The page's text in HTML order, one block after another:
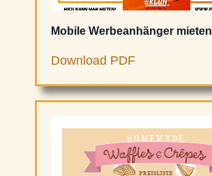
Mobile Werbeanhänger mieten
Download PDF